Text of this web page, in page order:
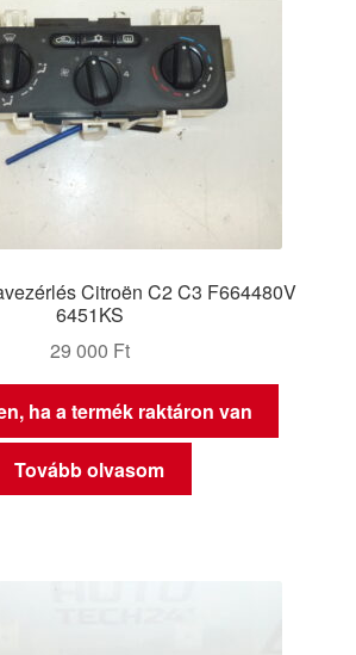
Citroën C2 C3 F664480V
6451KS
29 000 Ft
ha a termék raktáron van
Tovább olvasom